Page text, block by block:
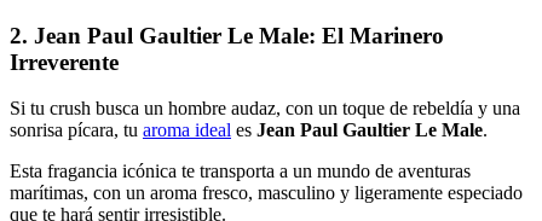
2. Jean Paul Gaultier Le Male: El Marinero
Irreverente
Si tu crush busca un hombre audaz, con un toque de rebeldía y una
sonrisa pícara, tu aroma ideal es Jean Paul Gaultier Le Male.
Esta fragancia icónica te transporta a un mundo de aventuras
marítimas, con un aroma fresco, masculino y ligeramente especiado
que te hará sentir irresistible.